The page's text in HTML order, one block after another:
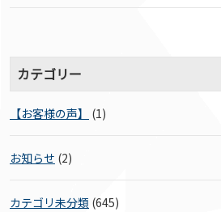
カテゴリー
【お客様の声】 (1)
お知らせ (2)
カテゴリ未分類 (645)